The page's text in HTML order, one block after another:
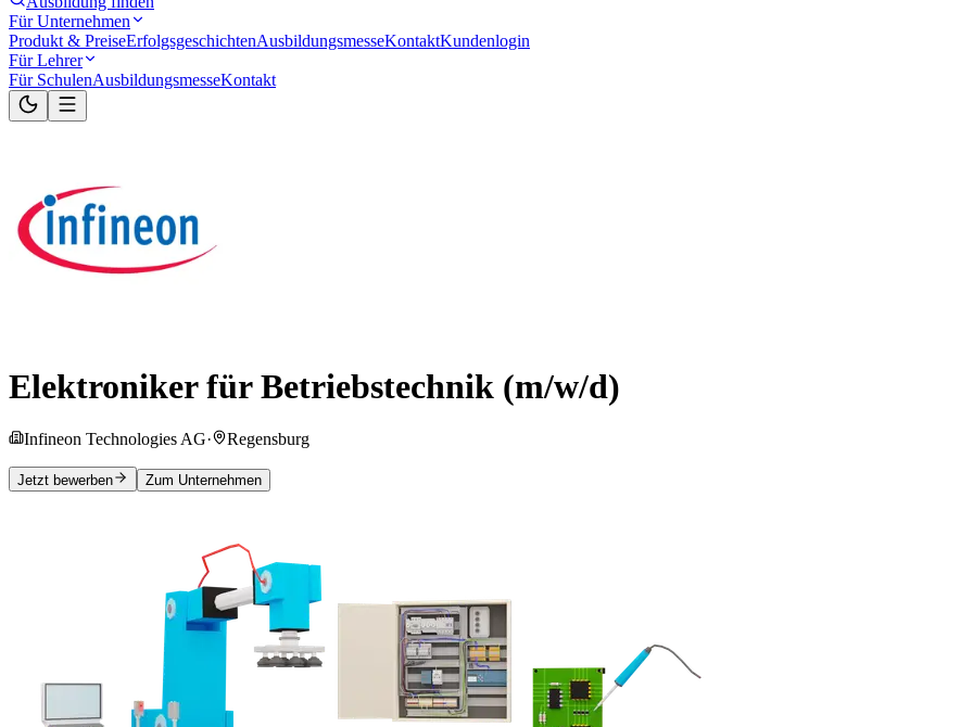
Für Unternehmen
Produkt & PreiseErfolgsgeschichtenAusbildungsmesseKontaktKundenlogin
Für Lehrer
Für SchulenAusbildungsmesseKontakt
Elektroniker für Betriebstechnik (m/w/d)
Infineon Technologies AG· Regensburg
Jetzt bewerben Zum Unternehmen